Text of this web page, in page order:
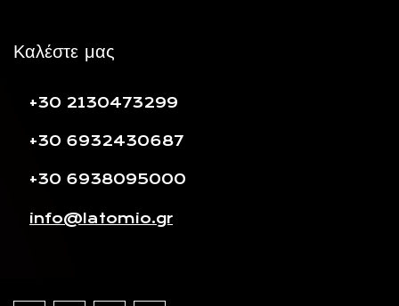
Καλέστε μας
+30 2130473299
+30 6932430687
+30 6938095000
info@latomio.gr